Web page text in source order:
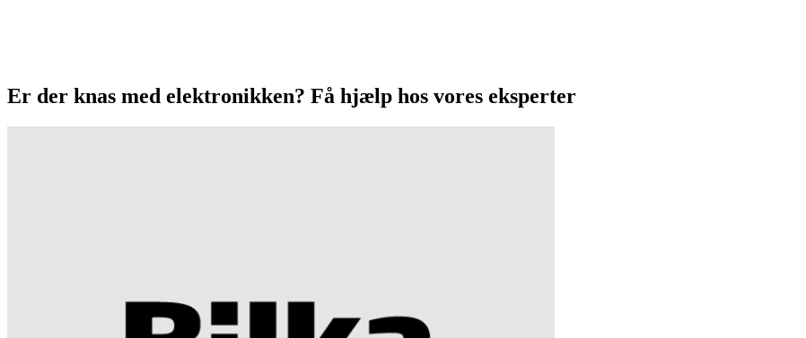
Er der knas med elektronikken? Få hjælp hos vores eksperter